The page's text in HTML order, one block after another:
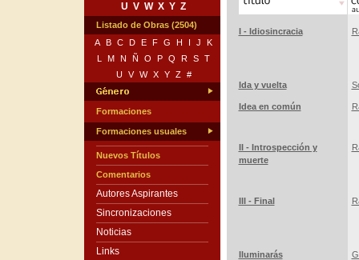
U V W X Y Z
Listado de Obras (2504)
A
B C D E F G H I J
K
L
M N Ñ O P Q R S T
U
V W X Y Z #
Formaciones
Formaciones usuales
Nuevos Títulos
Comentarios
Autores Aspirantes
Sincronizaciones
Noticias
Links
I - Idiosincracia
Ida y vuelta
Idea en común
II - Introspección y
muerte
III - Final
Iluminarás